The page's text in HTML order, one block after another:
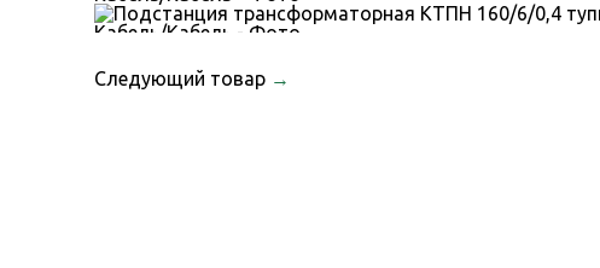
Следующий товар →